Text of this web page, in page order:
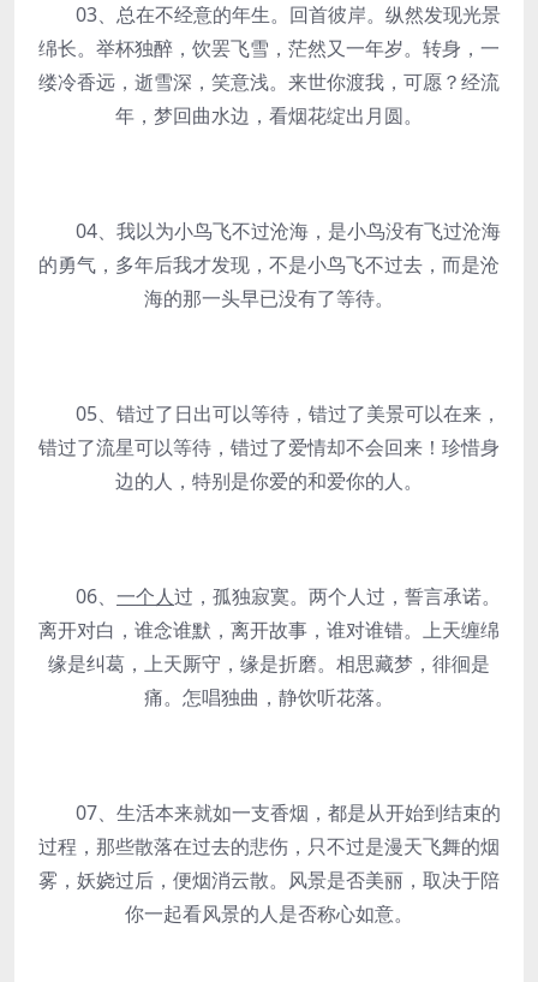
03、总在不经意的年生。回首彼岸。纵然发现光景
绵长。举杯独醉，饮罢飞雪，茫然又一年岁。转身，一
缕冷香远，逝雪深，笑意浅。来世你渡我，可愿？经流
年，梦回曲水边，看烟花绽出月圆。
04、我以为小鸟飞不过沧海，是小鸟没有飞过沧海
的勇气，多年后我才发现，不是小鸟飞不过去，而是沧
海的那一头早已没有了等待。
05、错过了日出可以等待，错过了美景可以在来，
错过了流星可以等待，错过了爱情却不会回来！珍惜身
边的人，特别是你爱的和爱你的人。
06、 一个人过，孤独寂寞。两个人过，誓言承诺。
离开对白，谁念谁默，离开故事，谁对谁错。上天缠绵
缘是纠葛，上天厮守，缘是折磨。相思藏梦，徘徊是
痛。怎唱独曲，静饮听花落。
07、生活本来就如一支香烟，都是从开始到结束的
过程，那些散落在过去的悲伤，只不过是漫天飞舞的烟
雾，妖娆过后，便烟消云散。风景是否美丽，取决于陪
你一起看风景的人是否称心如意。